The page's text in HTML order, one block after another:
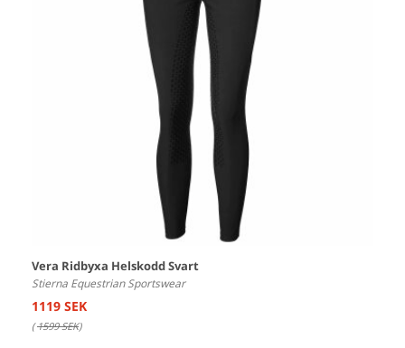
Vera Ridbyxa Helskodd Svart
Stierna Equestrian Sportswear
1119 SEK
(1599 SEK)